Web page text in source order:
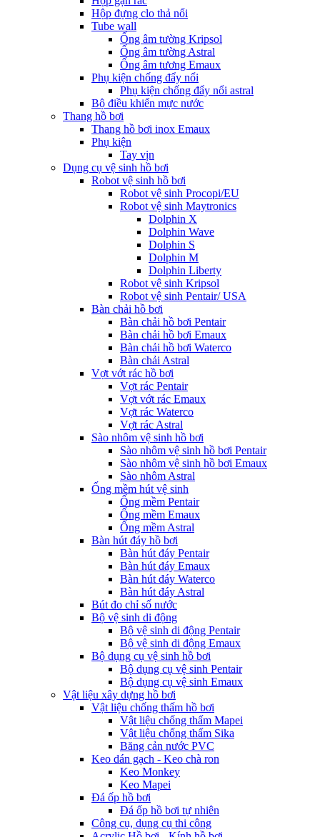
Hộp đựng clo thả nổi
Tube wall
Ống âm tường Kripsol
Ống âm tường Astral
Ống âm tương Emaux
Phụ kiện chống đẩy nổi
Phụ kiện chống đẩy nổi astral
Bộ điều khiển mực nước
Thang hồ bơi
Thang hồ bơi inox Emaux
Phụ kiện
Tay vịn
Dụng cụ vệ sinh hồ bơi
Robot vệ sinh hồ bơi
Robot vệ sinh Procopi/EU
Robot vệ sinh Maytronics
Dolphin X
Dolphin Wave
Dolphin S
Dolphin M
Dolphin Liberty
Robot vệ sinh Kripsol
Robot vệ sinh Pentair/ USA
Bàn chải hồ bơi
Bàn chải hồ bơi Pentair
Bàn chải hồ bơi Emaux
Bàn chải hồ bơi Waterco
Bàn chải Astral
Vợt vớt rác hồ bơi
Vợt rác Pentair
Vợt vớt rác Emaux
Vợt rác Waterco
Vợt rác Astral
Sào nhôm vệ sinh hồ bơi
Sào nhôm vệ sinh hồ bơi Pentair
Sào nhôm vệ sinh hồ bơi Emaux
Sào nhôm Astral
Ống mềm hút vệ sinh
Ống mềm Pentair
Ống mềm Emaux
Ống mềm Astral
Bàn hút đáy hồ bơi
Bàn hút đáy Pentair
Bàn hút đáy Emaux
Bàn hút đáy Waterco
Bàn hút đáy Astral
Bút đo chỉ số nước
Bộ vệ sinh di động
Bộ vệ sinh di động Pentair
Bộ vệ sinh di động Emaux
Bộ dụng cụ vệ sinh hồ bơi
Bộ dụng cụ vệ sinh Pentair
Bộ dụng cụ vệ sinh Emaux
Vật liệu xây dựng hồ bơi
Vật liệu chống thấm hồ bơi
Vật liệu chống thấm Mapei
Vật liệu chống thấm Sika
Băng cản nước PVC
Keo dán gạch - Keo chà ron
Keo Monkey
Keo Mapei
Đá ốp hồ bơi
Đá ốp hồ bơi tự nhiên
Công cụ, dụng cụ thi công